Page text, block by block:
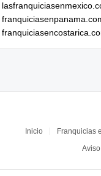
Inicio Franquicias